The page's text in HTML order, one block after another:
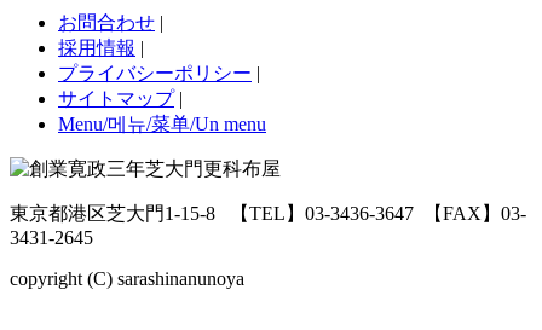
お問合わせ |
採用情報 |
プライバシーポリシー |
サイトマップ|
Menu/메뉴/菜单/Un menu
東京都港区芝大門1-15-8 【TEL】03-3436-3647
【FAX】03-
3431-2645
copyright (C) sarashinanunoya